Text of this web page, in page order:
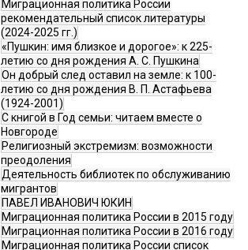
Миграционная политика России
рекомендательный список литературы
(2024-2025 гг.)
«Пушкин: имя близкое и дорогое»: к 225-
летию со дня рождения А. С. Пушкина
Он добрый след оставил на земле: к 100-
летию со дня рождения В. П. Астафьева
(1924-2001)
С книгой в Год семьи: читаем вместе о
Новгороде
Религиозный экстремизм: возможности
преодоления
Деятельность библиотек по обслуживанию
мигрантов
ПАВЕЛ ИВАНОВИЧ ЮКИН
Миграционная политика России в 2015 году
Миграционная политика России в 2016 году
Миграционная политика России список